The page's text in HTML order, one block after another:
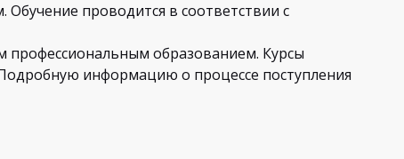
проводится в соответствии с
профессиональным образованием. Курсы
информацию о процессе поступления